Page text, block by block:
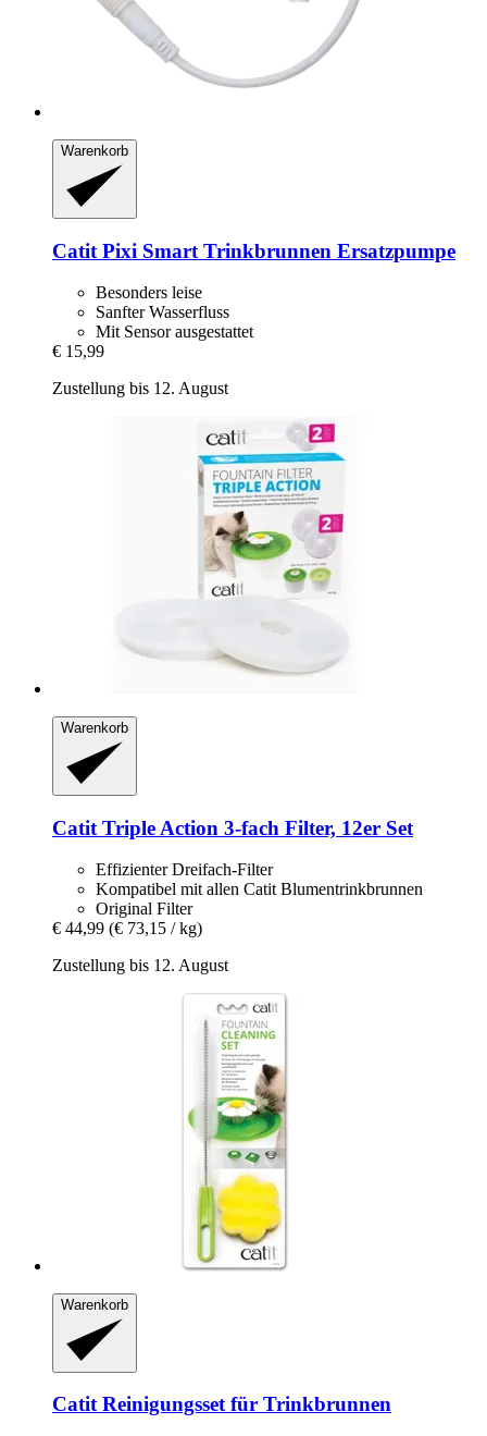
Warenkorb
Catit Pixi Smart Trinkbrunnen Ersatzpumpe
Besonders leise
Sanfter Wasserfluss
Mit Sensor ausgestattet
€ 15,99
Zustellung bis 12. August
Warenkorb
Catit Triple Action 3-​fach Filter, 12er Set
Effizienter Dreifach-Filter
Kompatibel mit allen Catit Blumentrinkbrunnen
Original Filter
€ 44,99 (€ 73,15 / kg)
Zustellung bis 12. August
Warenkorb
CatitReinigungsset für Trinkbrunnen